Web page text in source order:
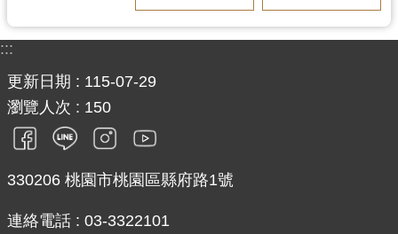
:::
更新日期
115-07-29
瀏覽人次
150
330206 桃園市桃園區縣府路1號
連絡電話 : 03-3322101